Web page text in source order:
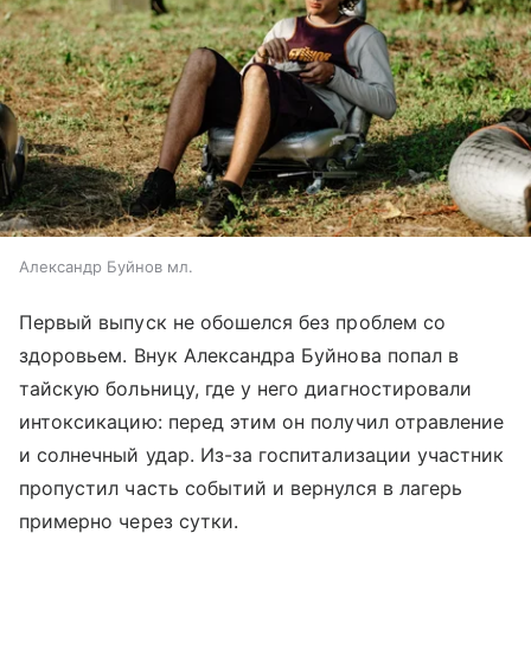
Александр Буйнов мл.
Первый выпуск не обошелся без проблем со
здоровьем. Внук Александра Буйнова попал в
тайскую больницу, где у него диагностировали
интоксикацию: перед этим он получил отравление
и солнечный удар. Из-за госпитализации участник
пропустил часть событий и вернулся в лагерь
примерно через сутки.